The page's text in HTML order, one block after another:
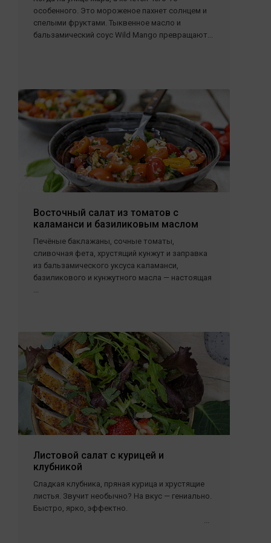
особенного. Это мороженое пахнет солнцем и
спелыми фруктами. Тыквенное масло и
бальзамический соус Wild Mango превращают...
Восточный салат из томатов с
каламанси и базиликовым маслом
Печёные баклажаны, сочные томаты,
сливочная фета, хрустящий кунжут и заправка
из бальзамического уксуса каламанси,
базиликового и кунжутного масла — настоящая
...
Листовой салат с курицей и
клубникой
Сладкая клубника, пряная курица и хрустящие
листья. Звучит необычно? На вкус — гениально.
Быстро, ярко, эффектно.
...